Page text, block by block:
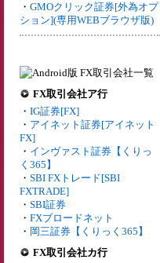
・ GMOクリック証券[外為オプ
ション](専用WEBブラウザ版)
FX取引会社ア行
・ IG証券[FX]
・ アイネット証券[アイネット
FX]
・ インヴァスト証券【くりっ
く365】
・ SBI FXトレード[SBI
FXTRADE]
・ SBI証券
・ FXブロードネット
・ 岡三証券【くりっく365】
FX取引会社カ行